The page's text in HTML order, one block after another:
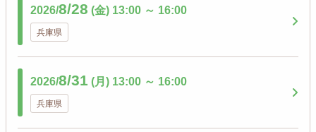
2026/8/28 (金) 13:00 ～ 16:00
兵庫県
2026/8/31 (月) 13:00 ～ 16:00
兵庫県